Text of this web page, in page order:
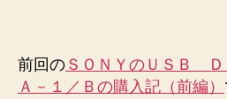
（中
編）
前回の ＳＯＮＹのＵＳＢ Ｄ
Ａ－１／Ｂの購入記（前編）